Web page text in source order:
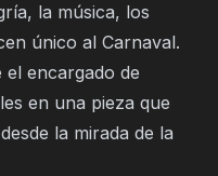
la música, los
único al Carnaval.
el encargado de
en una pieza que
la mirada de la